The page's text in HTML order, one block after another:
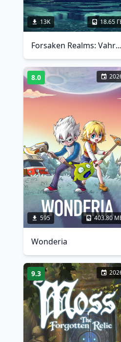
13K 18.65
Forsaken Realms: Vahrin's Call
8.0
595 403.80
Wonderia
9.3